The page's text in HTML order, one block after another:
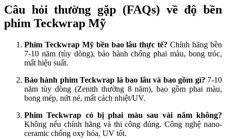
Câu hỏi thường gặp (FAQs) về độ bền
phim Teckwrap Mỹ
Phim Teckwrap Mỹ bền bao lâu thực tế? Chính hãng bền
7-10 năm (tùy dòng), bảo hành chống phai màu, bong tróc,
mất hiệu suất.
Bảo hành phim Teckwrap là bao lâu và bao gồm gì? 7-10
năm tùy dòng (Zenith thường 8 năm), bao gồm phai màu,
bong mép, nứt nẻ, mất cách nhiệt/UV.
Phim Teckwrap có bị phai màu sau vài năm không?
Không nếu chính hãng và thi công đúng. Công nghệ nano-
ceramic chống oxy hóa, UV tốt.